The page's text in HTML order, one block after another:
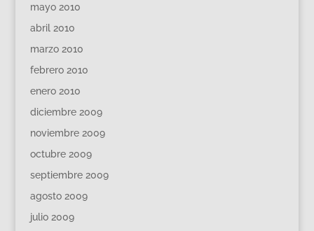
mayo 2010
abril 2010
marzo 2010
febrero 2010
enero 2010
diciembre 2009
noviembre 2009
octubre 2009
septiembre 2009
agosto 2009
julio 2009